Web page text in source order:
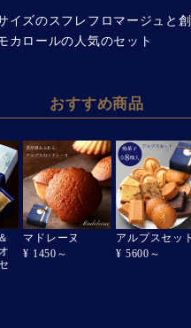
イズのスフレフロマージュと
カロールの人気のセット
おすすめ商品
マドレーヌ
¥ 1450～
アルプスセット
¥ 5600～